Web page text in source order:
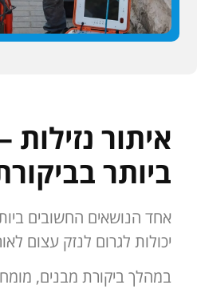
איתור
ביותר
אחד הנושאים החשובים
יכולות לגרום לנזק עצום
במהלך ביקורת מבנים,